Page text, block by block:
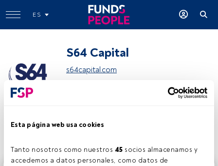
Esta página web usa cookies
Tanto nosotros como nuestros 45 socios almacenamos y
accedemos a datos personales, como datos de
ES
S64 Capital
s64capital.com